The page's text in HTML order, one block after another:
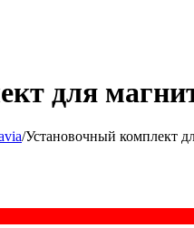
для
/Установочный комплект